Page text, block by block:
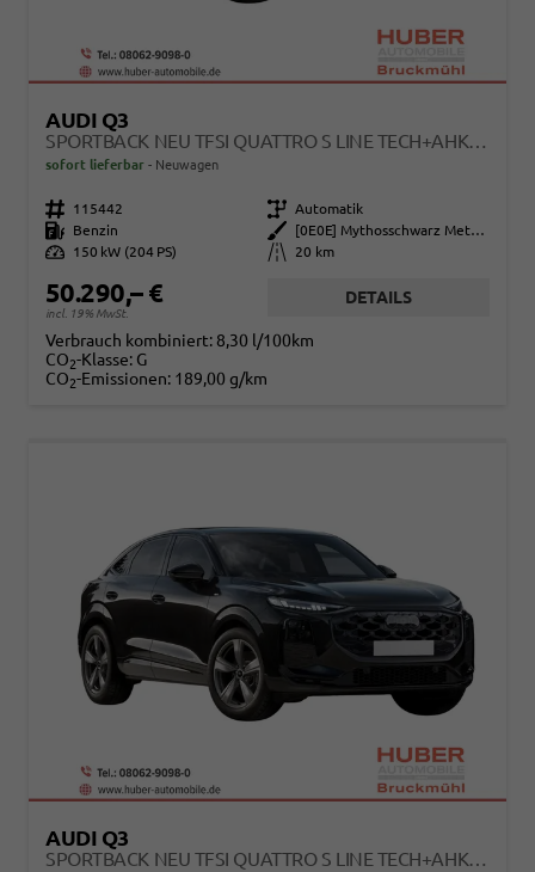
AUDI Q3
SPORTBACK NEU TFSI QUATTRO S LINE TECH+AHK+ALU19+LEDPLUS+KLIMAPLUS+EXTSCHWARZ
sofort lieferbar Neuwagen
Fahrzeugnr. 115442 Getriebe Automatik
Kraftstoff
Benzin Außenfarbe
[0E0E] Mythosschwarz Metallic
Leistung
150 kW (204 PS) Kilometerstand 20 km
50.290,– €
incl. 19% MwSt.
DETAILS
Verbrauch kombiniert: 8,30 l/100km
CO2-Klasse: G
CO2-Emissionen: 189,00 g/km
AUDI Q3
SPORTBACK NEU TFSI QUATTRO S LINE TECH+AHK+ALU19+LEDPLUS+KLIMAPLUS+EXTSCHWARZ